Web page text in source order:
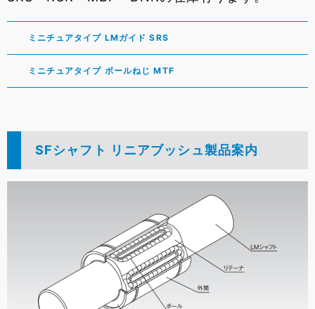
ミニチュアタイプ LMガイド SRS
ミニチュアタイプ ボールねじ MTF
SFシャフト リニアブッシュ製品案内